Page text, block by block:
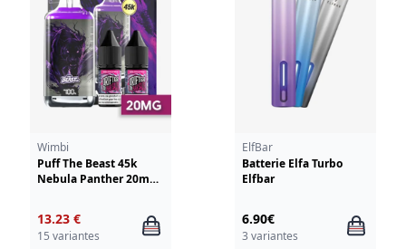
Wimbi
Puff The Beast 45k
Nebula Panther 20mg
13.23 €
15 variantes
ElfBar
Batterie Elfa Turbo
Elfbar
6.90€
3 variantes